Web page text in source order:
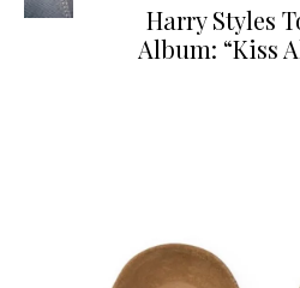
Harry Styles
Album: “Kiss